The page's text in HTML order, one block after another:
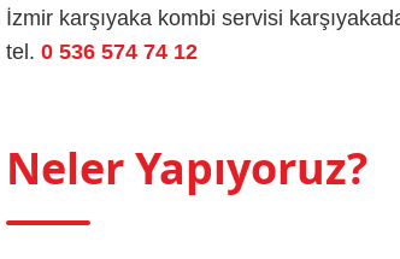
İzmir karşıyaka kombi servisi
tel. 0 536 574 74 12
Neler Yapıyoruz?